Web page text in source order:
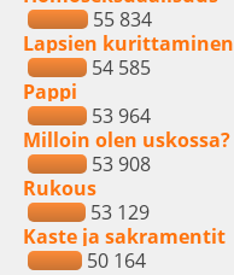
55 834
Lapsien kurittaminen
54 585
Pappi
53 964
Milloin olen uskossa?
53 908
Rukous
53 129
Kaste ja sakramentit
50 164